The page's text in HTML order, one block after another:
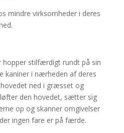
mindre virksomheder i deres
hopper stilfærdigt rundt på sin
kaniner i nærheden af deres
ned i græsset og
den hovedet, sætter sig
op og skanner omgivelser
ingen fare er på færde.